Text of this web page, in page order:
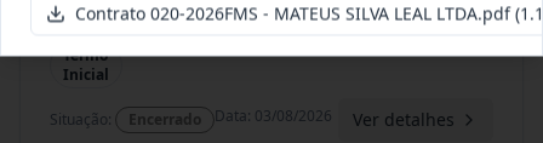
2023
Termo
Inicial
prestação de serviços de...
Situação: Encerrado Data: 03/08/2026 Ver detalhes
Contrato 020-2026FMS - MATEUS SILVA LEAL LTDA.pdf